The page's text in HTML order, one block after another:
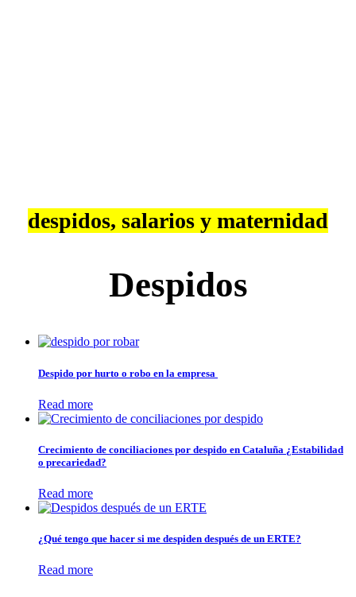
despidos, salarios y maternidad
Despidos
Despido por hurto o robo en la empresa
Read more
Crecimiento de conciliaciones por despido en Cataluña ¿Estabilidad
o precariedad?
Read more
¿Qué tengo que hacer si me despiden después de un ERTE?
Read more